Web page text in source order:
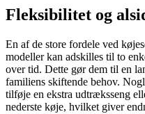
Fleksibilitet og
En af de store fordele ved
modeller kan adskilles til to
over tid. Dette gør dem til en
familiens skiftende behov.
tilføje en ekstra udtræksseng
nederste køje, hvilket giver